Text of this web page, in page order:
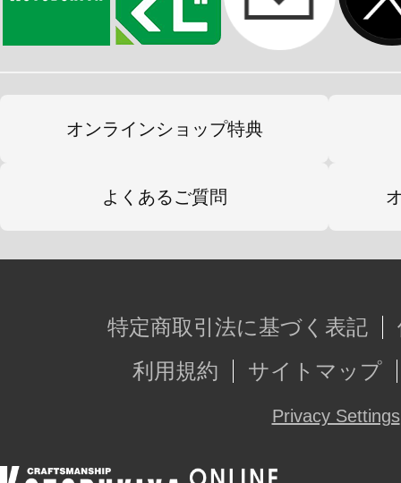
オンラインショップ特典
よくあるご質問
特定商取引法に基づく表記
利用規約
サイトマップ
Privacy Settings